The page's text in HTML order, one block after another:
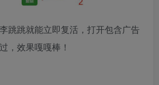
跳跳就能立即复活，打开包含广告
，效果嘎嘎棒！